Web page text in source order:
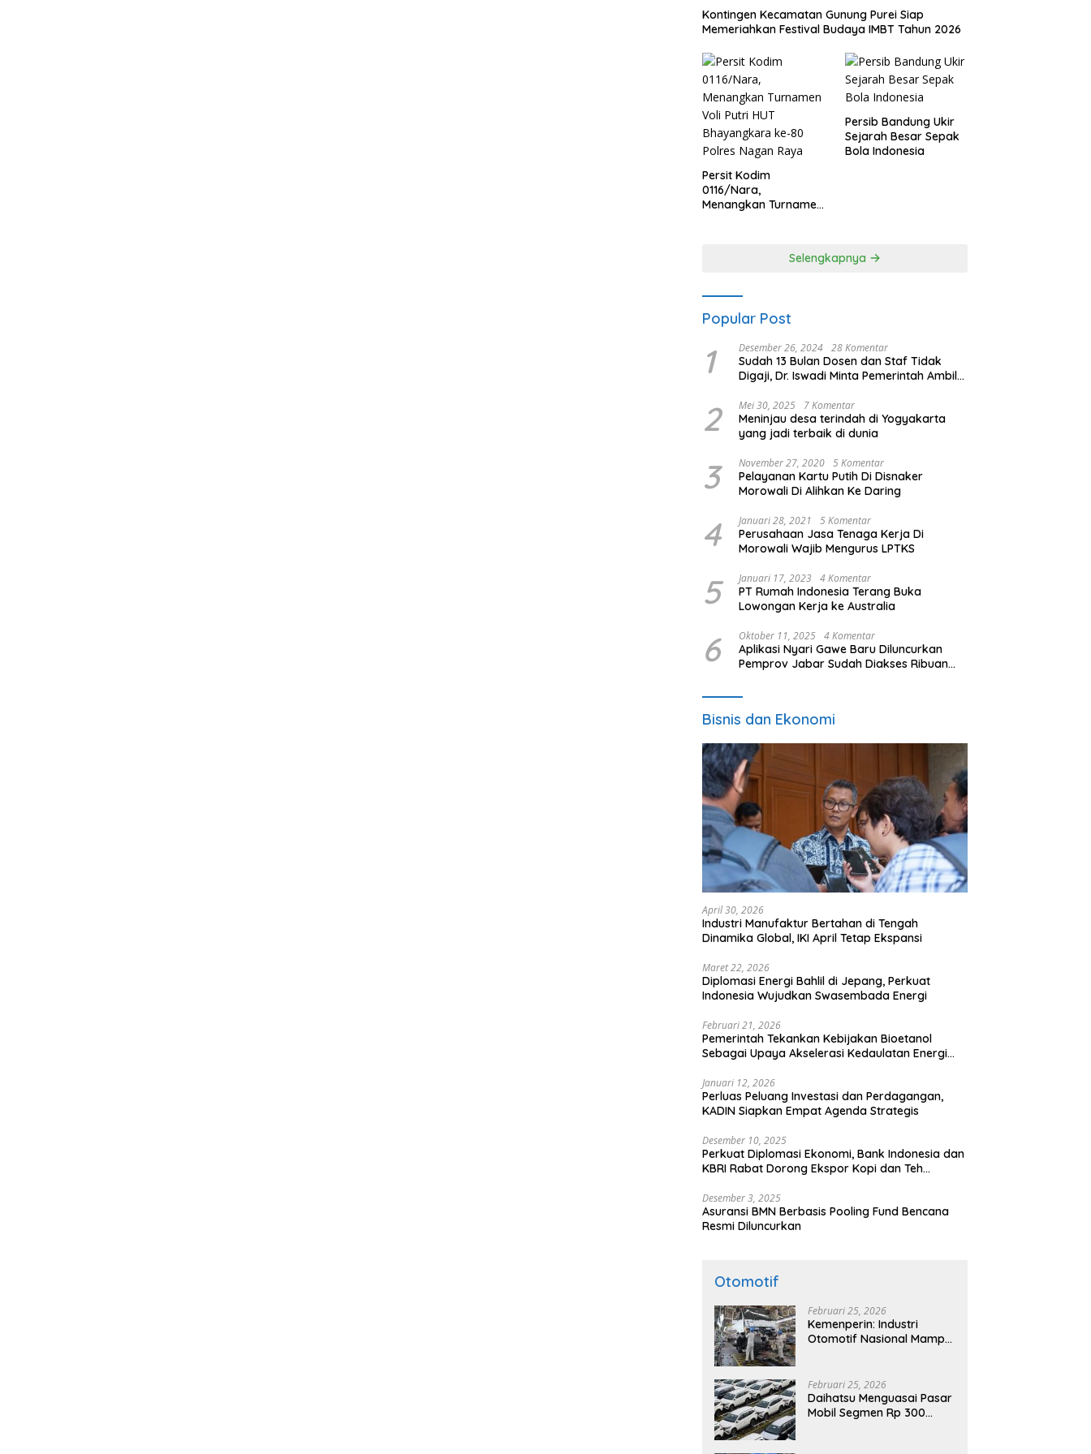
Kontingen Kecamatan Gunung Purei Siap
Memeriahkan Festival Budaya IMBT Tahun 2026
Persit Kodim
0116/Nara,
Menangkan Turnamen
Persib Bandung Ukir
Sejarah Besar Sepak
Bola Indonesia
Selengkapnya
Popular Post
1 Desember 26, 2024 28 Komentar
Sudah 13 Bulan Dosen dan Staf Tidak
Digaji, Dr. Iswadi Minta Pemerintah Ambil
2 Mei 30, 2025 7 Komentar
Meninjau desa terindah di Yogyakarta
yang jadi terbaik di dunia
3 November 27, 2020 5 Komentar
Pelayanan Kartu Putih Di Disnaker
Morowali Di Alihkan Ke Daring
4 Januari 28, 2021 5 Komentar
Perusahaan Jasa Tenaga Kerja Di
Morowali Wajib Mengurus LPTKS
5 Januari 17, 2023 4 Komentar
PT Rumah Indonesia Terang Buka
Lowongan Kerja ke Australia
6 Oktober 11, 2025 4 Komentar
Aplikasi Nyari Gawe Baru Diluncurkan
Pemprov Jabar Sudah Diakses Ribuan
Bisnis dan Ekonomi
April 30, 2026
Industri Manufaktur Bertahan di Tengah
Dinamika Global, IKI April Tetap Ekspansi
Maret 22, 2026
Diplomasi Energi Bahlil di Jepang, Perkuat
Indonesia Wujudkan Swasembada Energi
Februari 21, 2026
Pemerintah Tekankan Kebijakan Bioetanol
Sebagai Upaya Akselerasi Kedaulatan Energi
Januari 12, 2026
Perluas Peluang Investasi dan Perdagangan,
KADIN Siapkan Empat Agenda Strategis
Desember 10, 2025
Perkuat Diplomasi Ekonomi, Bank Indonesia dan
KBRI Rabat Dorong Ekspor Kopi dan Teh
Desember 3, 2025
Asuransi BMN Berbasis Pooling Fund Bencana
Resmi Diluncurkan
Otomotif
Februari 25, 2026
Kemenperin: Industri
Otomotif Nasional Mampu
Februari 25, 2026
Daihatsu Menguasai Pasar
Mobil Segmen Rp 300